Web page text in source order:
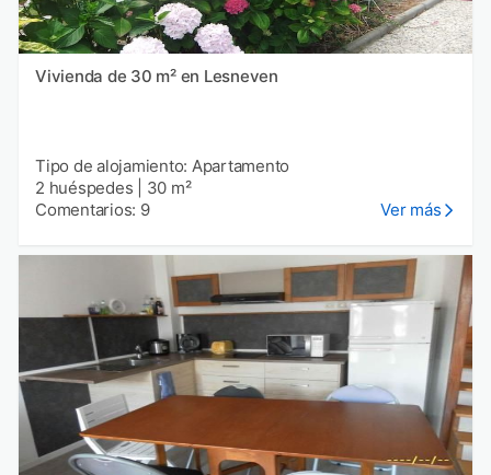
Vivienda de 30 m² en Lesneven
Tipo de alojamiento: Apartamento
2 huéspedes
30 m²
Comentarios: 9
Ver más